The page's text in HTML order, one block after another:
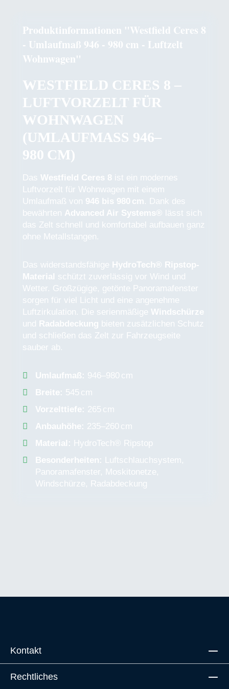
Produktinformationen "Westfield Ceres 8
- Umlaufmaß 946 - 980 cm - Luftzelt
Wohnwagen"
WESTFIELD CERES 8 –
LUFTVORZELT FÜR
WOHNWAGEN
(UMLAUFMASS 946–9
80 CM)
Das Westfield Ceres 8 ist ein modernes
Luftvorzelt für Wohnwagen mit einem
Umlaufmaß von 946 bis 980 cm. Dank des
bewährten Advanced Air Systems® lässt sich
das Zelt schnell und komfortabel aufbauen ganz
ohne Metallstangen.
Das widerstandsfähige HydroTech® Ripstop-
Material schützt zuverlässig vor Wind und
Wetter. Großzügige, getönte Panoramafenster
sorgen für viel Licht und eine angenehme
Luftzirkulation. Die serienmäßige Windschürze
und Radabdeckung bieten zusätzlichen Schutz
und schließen das Zelt zur Fahrzeugseite
sauber ab.
Umlaufmaß: 946–980 cm
Breite: 545 cm
Vorzelttiefe: 265 cm
Anbauhöhe: 235–260 cm
Material: HydroTech® Ripstop
Besonderheiten: Luftschlauchsystem,
Panoramafenster, Moskitonetze,
Windschürze, Radabdeckung
Kontakt
Rechtliches